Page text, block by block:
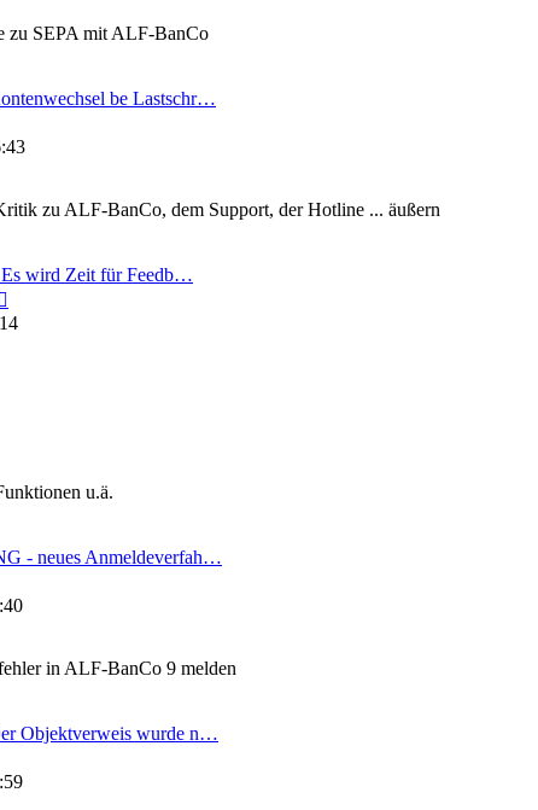
zu SEPA mit ALF-BanCo
be Lastschr…
zu ALF-BanCo, dem Support, der Hotline ... äußern
wird Zeit für Feedb…
Beitrag
u.ä.
- neues Anmeldeverfah…
in ALF-BanCo 9 melden
Objektverweis wurde n…